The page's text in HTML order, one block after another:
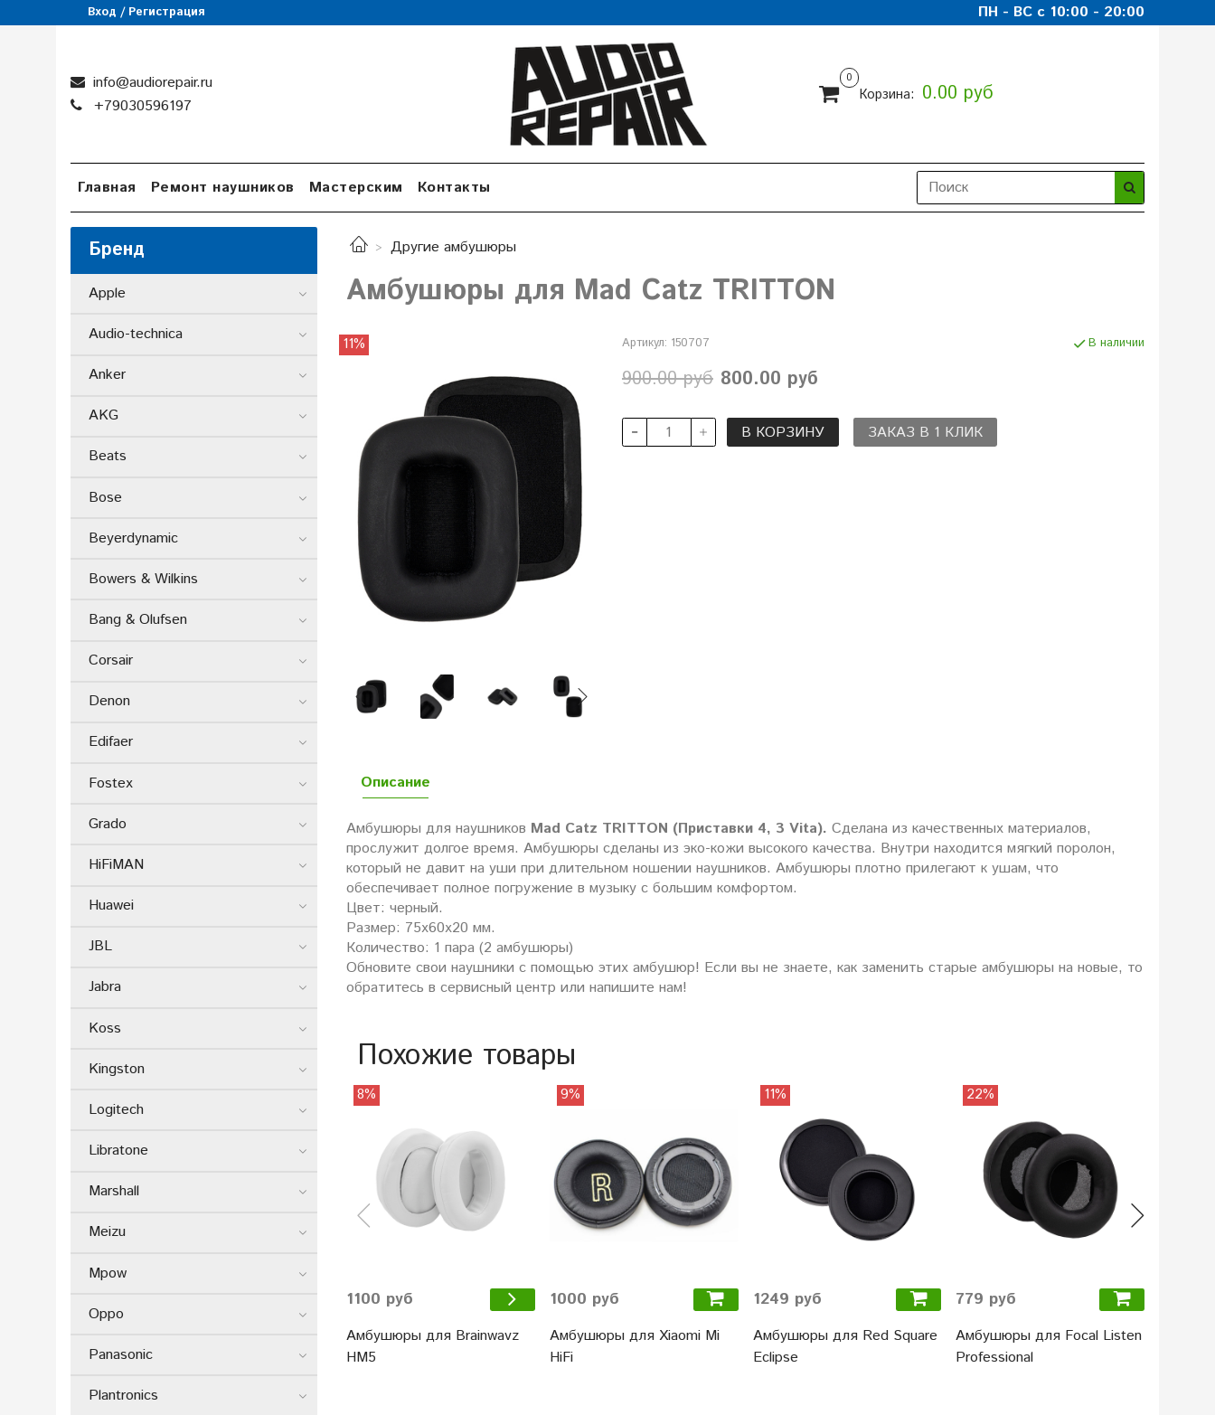
Вход / Регистрация ПН - ВС с 10:00 - 20:00
info@audiorepair.ru
+79030596197
0
Корзина: 0.00 руб
Главная Ремонт наушников Мастерским Контакты
Другие амбушюры
Амбушюры для Mad Catz TRITTON
11% Артикул: 150707 В наличии
900.00 руб 800.00 руб
В КОРЗИНУ ЗАКАЗ В 1 КЛИК
Описание
Амбушюры для наушников Mad Catz TRITTON (Приставки 4, 3 Vita). Сделана из качественных материалов,
прослужит долгое время. Амбушюры сделаны из эко-кожи высокого качества. Внутри находится мягкий поролон,
который не давит на уши при длительном ношении наушников. Амбушюры плотно прилегают к ушам, что
обеспечивает полное погружение в музыку с большим комфортом.
Цвет: черный.
Размер: 75х60х20 мм.
Количество: 1 пара (2 амбушюры)
Обновите свои наушники с помощью этих амбушюр! Если вы не знаете, как заменить старые амбушюры на новые, то
обратитесь в сервисный центр или напишите нам!
Похожие товары
8%
1100 руб
Амбушюры для Brainwavz
HM5
9%
1000 руб
Амбушюры для Xiaomi Mi
HiFi
11%
1249 руб
Амбушюры для Red Square
Eclipse
22%
779 руб
Амбушюры для Focal Listen
Professional
Бренд
Apple
Audio-technica
Anker
AKG
Beats
Bose
Beyerdynamic
Bowers & Wilkins
Bang & Olufsen
Corsair
Denon
Edifaer
Fostex
Grado
HiFiMAN
Huawei
JBL
Jabra
Koss
Kingston
Logitech
Libratone
Marshall
Meizu
Mpow
Oppo
Panasonic
Plantronics